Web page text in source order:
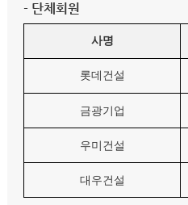
- 단체회원
사명
롯데건설
금광기업
우미건설
대우건설